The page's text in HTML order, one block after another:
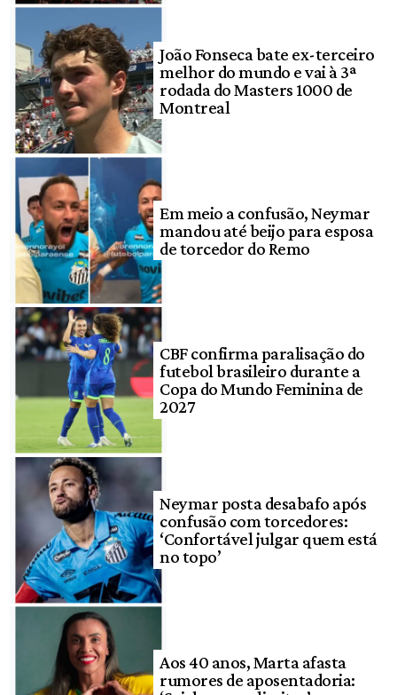
João Fonseca bate ex-terceiro
melhor do mundo e vai à 3ª
rodada do Masters 1000 de
Montreal
Em meio a confusão, Neymar
mandou até beijo para esposa
de torcedor do Remo
CBF confirma paralisação do
futebol brasileiro durante a
Copa do Mundo Feminina de
2027
Neymar posta desabafo após
confusão com torcedores:
‘Confortável julgar quem está
no topo’
Aos 40 anos, Marta afasta
rumores de aposentadoria: